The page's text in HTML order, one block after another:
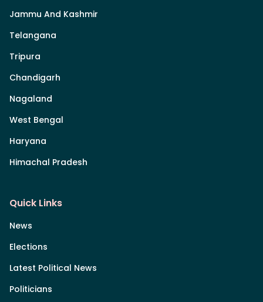
Jammu And Kashmir
Telangana
Tripura
Chandigarh
Nagaland
West Bengal
Haryana
Himachal Pradesh
Quick Links
News
Elections
Latest Political News
Politicians